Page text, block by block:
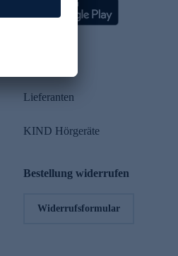
Lieferanten
KIND Hörgeräte
Bestellung widerrufen
Widerrufsformular